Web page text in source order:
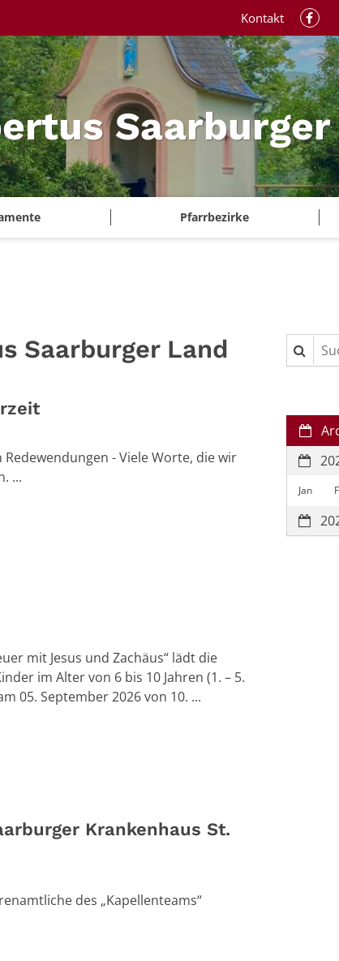
Pfarrbezirke
Kontakt
Saarburger Land
- Viele Worte, die wir
...
mit Jesus und Zachäus“ lädt die
im Alter von 6 bis 10 Jahren (1. – 5.
05. September 2026 von 10. ...
Krankenhaus St.
des „Kapellenteams“
Suche
Jan